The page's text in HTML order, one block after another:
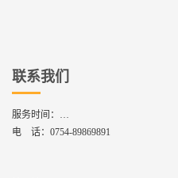
联系我们
服务时间：
周一到周六,8：30 - 17：30
电 话： 0754-89869891